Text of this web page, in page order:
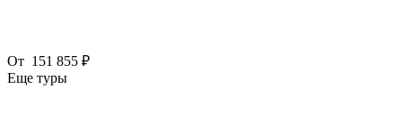
От 151 855 ₽
Еще туры